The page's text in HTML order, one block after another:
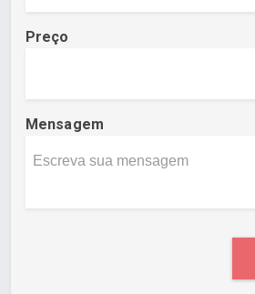
Preço
Mensagem